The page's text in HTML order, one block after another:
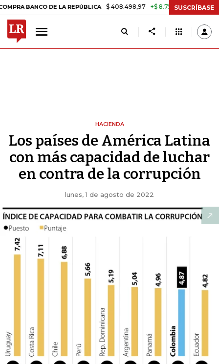
DE LA REPÚBLICA $ 408.498,97 +$ 8.753,81 +2,19% TASA
SUSCRÍBASE
HACIENDA
Los países de América Latina
con más capacidad de luchar
en contra de la corrupción
lunes, 1 de agosto de 2022